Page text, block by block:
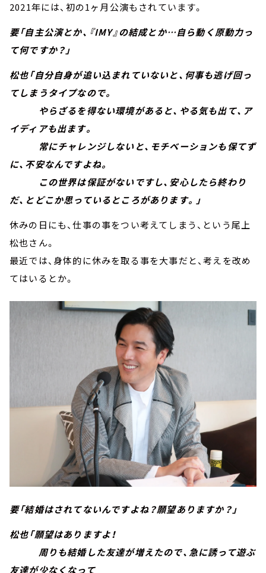
2021年には、初の1ヶ月公演もされています。
要「自主公演とか、『IMY』の結成とか…自ら動く原動力っ
て何ですか？」
松也「自分自身が追い込まれていないと、何事も逃げ回っ
てしまうタイプなので。
やらざるを得ない環境があると、やる気も出て、ア
イディアも出ます。
常にチャレンジしないと、モチベーションも保てず
に、不安なんですよね。
この世界は保証がないですし、安心したら終わり
だ、とどこか思っているところがあります。」
休みの日にも、仕事の事をつい考えてしまう、という尾上
松也さん。
最近では、身体的に休みを取る事を大事だと、考えを改め
てはいるとか。
要「結婚はされてないんですよね？願望ありますか？」
松也「願望はありますよ！
周りも結婚した友達が増えたので、急に誘って遊ぶ
友達が少なくなって